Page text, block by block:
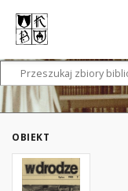
OBIEKT